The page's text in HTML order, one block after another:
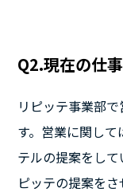
Q2.現在の仕
リピッテ事業部
す。営業に関し
テルの提案をし
ピッテの提案を